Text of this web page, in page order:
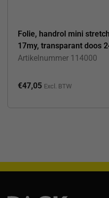
Folie, handrol mini
17my, transparant doos
Artikelnummer 114000
€47,05 Excl. BTW